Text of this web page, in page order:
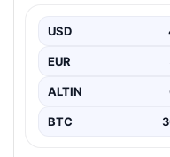
USD
EUR
ALTIN
BTC